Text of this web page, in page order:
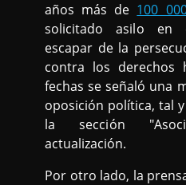
años más de 100
solicitado asilo en
escapar de la
contra los derechos
fechas se señaló una
oposición política, tal
la sección
actualización.
Por otro lado, la